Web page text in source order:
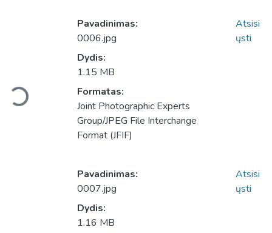
Įkeliama...
Pavadinimas:
0006.jpg
Dydis:
1.15 MB
Formatas:
Joint Photographic Experts
Group/JPEG File Interchange
Format (JFIF)
Atsisi
ųsti
Pavadinimas:
0007.jpg
Dydis:
1.16 MB
Atsisi
ųsti